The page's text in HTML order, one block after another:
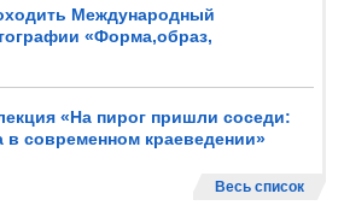
Международный
«Форма,образ,
«На пирог пришли соседи:
в современном краеведении»
Весь список